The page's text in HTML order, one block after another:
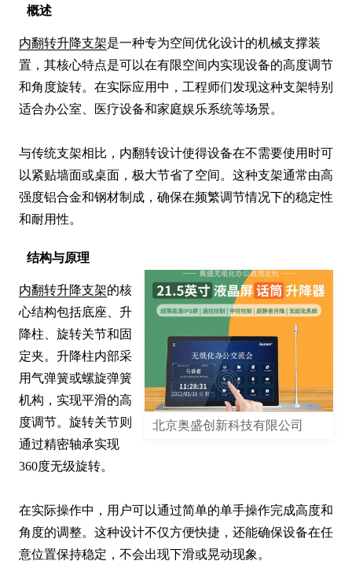
概述
内翻转升降支架是一种专为空间优化设计的机械支撑装
置，其核心特点是可以在有限空间内实现设备的高度调节
和角度旋转。在实际应用中，工程师们发现这种支架特别
适合办公室、医疗设备和家庭娱乐系统等场景。
与传统支架相比，内翻转设计使得设备在不需要使用时可
以紧贴墙面或桌面，极大节省了空间。这种支架通常由高
强度铝合金和钢材制成，确保在频繁调节情况下的稳定性
和耐用性。
结构与原理
北京奥盛创新科技有限公司
内翻转升降支架的核
心结构包括底座、升
降柱、旋转关节和固
定夹。升降柱内部采
用气弹簧或螺旋弹簧
机构，实现平滑的高
度调节。旋转关节则
通过精密轴承实现
360度无级旋转。
在实际操作中，用户可以通过简单的单手操作完成高度和
角度的调整。这种设计不仅方便快捷，还能确保设备在任
意位置保持稳定，不会出现下滑或晃动现象。